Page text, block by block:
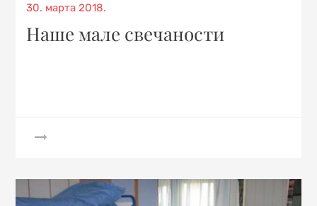
Posted
30. марта 2018.
Наше мале свечаности